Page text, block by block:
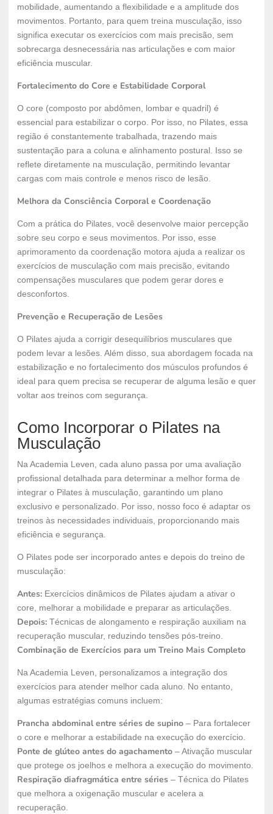
mobilidade, aumentando a flexibilidade e a amplitude dos
movimentos. Portanto, para quem treina musculação, isso
significa executar os exercícios com mais precisão, sem
sobrecarga desnecessária nas articulações e com maior
eficiência muscular.
Fortalecimento do Core e Estabilidade Corporal
O core (composto por abdômen, lombar e quadril) é
essencial para estabilizar o corpo. Por isso, no Pilates, essa
região é constantemente trabalhada, trazendo mais
sustentação para a coluna e alinhamento postural. Isso se
reflete diretamente na musculação, permitindo levantar
cargas com mais controle e menos risco de lesão.
Melhora da Consciência Corporal e Coordenação
Com a prática do Pilates, você desenvolve maior percepção
sobre seu corpo e seus movimentos. Por isso, esse
aprimoramento da coordenação motora ajuda a realizar os
exercícios de musculação com mais precisão, evitando
compensações musculares que podem gerar dores e
desconfortos.
Prevenção e Recuperação de Lesões
O Pilates ajuda a corrigir desequilíbrios musculares que
podem levar a lesões. Além disso, sua abordagem focada na
estabilização e no fortalecimento dos músculos profundos é
ideal para quem precisa se recuperar de alguma lesão e quer
voltar aos treinos com segurança.
Como Incorporar o Pilates na
Musculação
Na Academia Leven, cada aluno passa por uma avaliação
profissional detalhada para determinar a melhor forma de
integrar o Pilates à musculação, garantindo um plano
exclusivo e personalizado. Por isso, nosso foco é adaptar os
treinos às necessidades individuais, proporcionando mais
eficiência e segurança.
O Pilates pode ser incorporado antes e depois do treino de
musculação:
Antes: Exercícios dinâmicos de Pilates ajudam a ativar o
core, melhorar a mobilidade e preparar as articulações.
Depois: Técnicas de alongamento e respiração auxiliam na
recuperação muscular, reduzindo tensões pós-treino.
Combinação de Exercícios para um Treino Mais Completo
Na Academia Leven, personalizamos a integração dos
exercícios para atender melhor cada aluno. No entanto,
algumas estratégias comuns incluem:
Prancha abdominal entre séries de supino – Para fortalecer
o core e melhorar a estabilidade na execução do exercício.
Ponte de glúteo antes do agachamento – Ativação muscular
que protege os joelhos e melhora a execução do movimento.
Respiração diafragmática entre séries – Técnica do Pilates
que melhora a oxigenação muscular e acelera a
recuperação.